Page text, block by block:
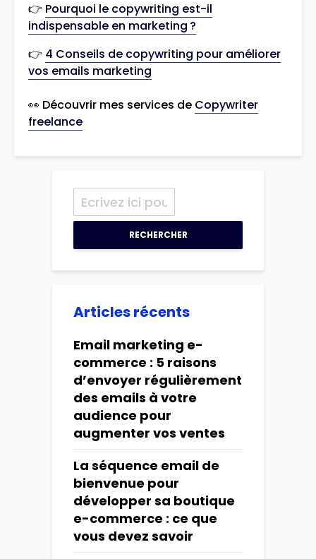
👉 Pourquoi le copywriting est-il
indispensable en marketing ?
👉 4 Conseils de copywriting pour améliorer
vos emails marketing
👀 Découvrir mes services de Copywriter
freelance
RECHERCHER
Articles récents
Email marketing e-
commerce : 5 raisons
d’envoyer régulièrement
des emails à votre
audience pour
augmenter vos ventes
La séquence email de
bienvenue pour
développer sa boutique
e-commerce : ce que
vous devez savoir